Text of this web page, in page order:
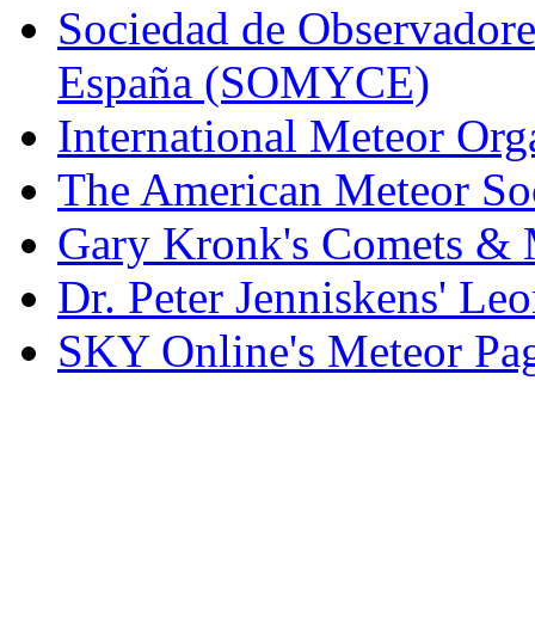
Sociedad de
España (SOMYCE)
International Meteor
The American Meteor
Gary Kronk's Comets &
Dr. Peter Jenniskens'
SKY Online's Meteor